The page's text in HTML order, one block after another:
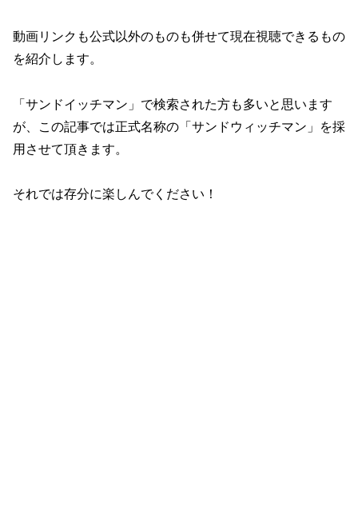
動画リンクも公式以外のものも併せて現在視聴できるもの
を紹介します。
「サンドイッチマン」で検索された方も多いと思います
が、この記事では正式名称の「サンドウィッチマン」を採
用させて頂きます。
それでは存分に楽しんでください！